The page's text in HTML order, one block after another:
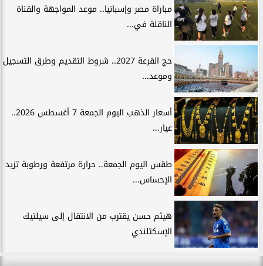
مباراة مصر وإسبانيا.. موعد المواجهة والقناة
الناقلة في...
حج القرعة 2027.. شروط التقديم وطرق التسجيل
وموعد...
أسعار الذهب اليوم الجمعة 7 أغسطس 2026..
عيار...
طقس اليوم الجمعة.. حرارة مرتفعة ورطوبة تزيد
الإحساس...
هيثم حسن يقترب من الانتقال إلى سيلتيك
الإسكتلندي